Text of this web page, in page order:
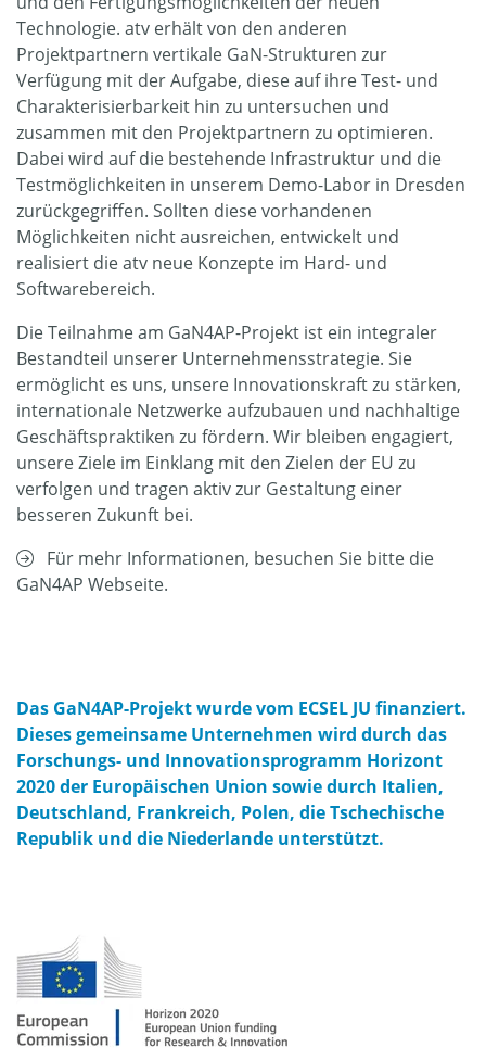
Technologie. atv erhält von den anderen
Projektpartnern vertikale GaN-Strukturen zur
Verfügung mit der Aufgabe, diese auf ihre Test- und
Charakterisierbarkeit hin zu untersuchen und
zusammen mit den Projektpartnern zu optimieren.
Dabei wird auf die bestehende Infrastruktur und die
Testmöglichkeiten in unserem Demo-Labor in Dresden
zurückgegriffen. Sollten diese vorhandenen
Möglichkeiten nicht ausreichen, entwickelt und
realisiert die atv neue Konzepte im Hard- und
Softwarebereich.
Die Teilnahme am GaN4AP-Projekt ist ein integraler
Bestandteil unserer Unternehmensstrategie. Sie
ermöglicht es uns, unsere Innovationskraft zu stärken,
internationale Netzwerke aufzubauen und nachhaltige
Geschäftspraktiken zu fördern. Wir bleiben engagiert,
unsere Ziele im Einklang mit den Zielen der EU zu
verfolgen und tragen aktiv zur Gestaltung einer
besseren Zukunft bei.
Für mehr Informationen, besuchen Sie bitte die
GaN4AP Webseite.
Das GaN4AP-Projekt wurde vom ECSEL JU finanziert.
Dieses gemeinsame Unternehmen wird durch das
Forschungs- und Innovationsprogramm Horizont
2020 der Europäischen Union sowie durch Italien,
Deutschland, Frankreich, Polen, die Tschechische
Republik und die Niederlande unterstützt.